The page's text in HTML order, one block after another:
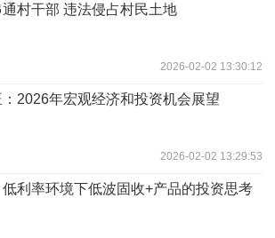
村干部 违法侵占村民土地
2026-02-02 13:30:12
2026年宏观经济和投资机会展望
2026-02-02 13:29:53
利率环境下低波固收+产品的投资思考